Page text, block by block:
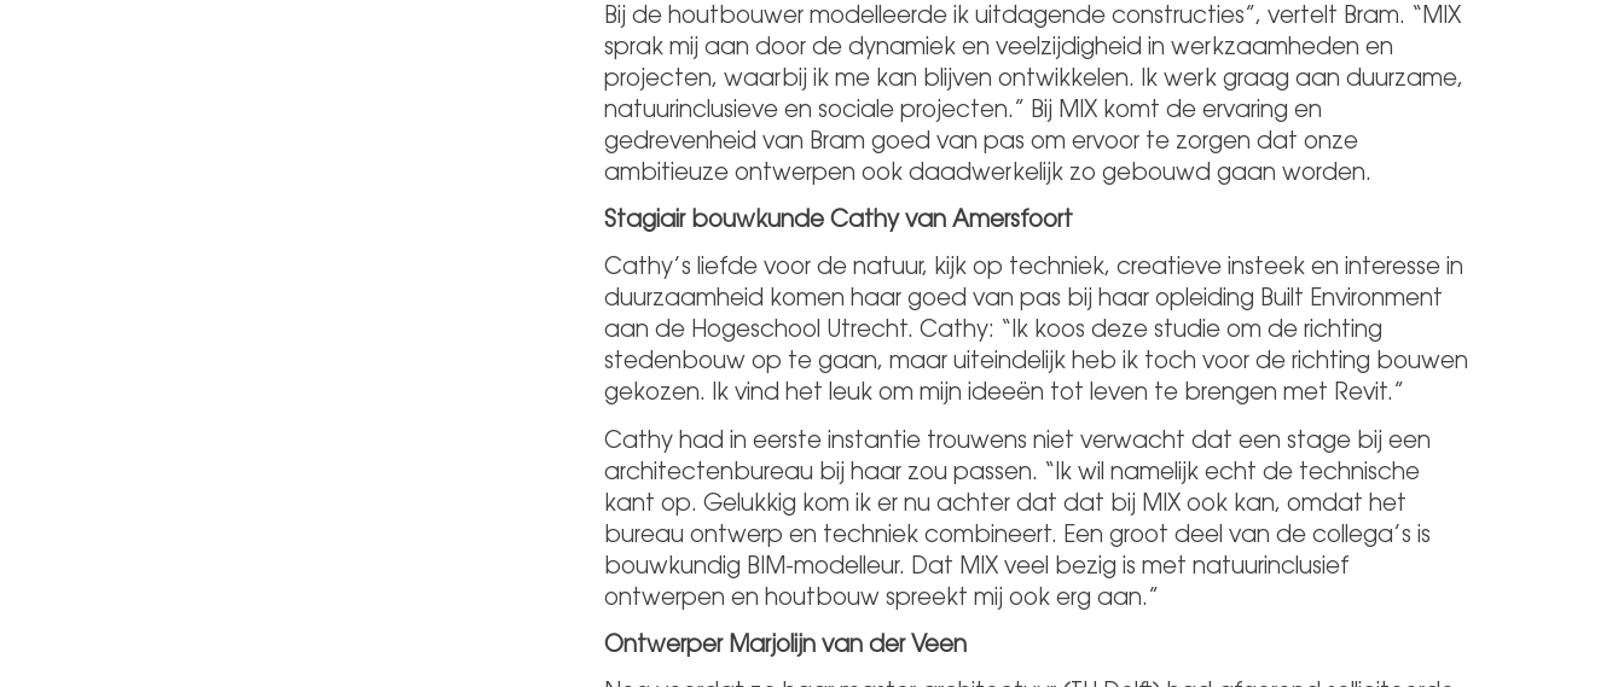
Bij de houtbouwer modelleerde ik uitdagende constructies”, vertelt Bram. “MIX
sprak mij aan door de dynamiek en veelzijdigheid in werkzaamheden en
projecten, waarbij ik me kan blijven ontwikkelen. Ik werk graag aan duurzame,
natuurinclusieve en sociale projecten.” Bij MIX komt de ervaring en
gedrevenheid van Bram goed van pas om ervoor te zorgen dat onze
ambitieuze ontwerpen ook daadwerkelijk zo gebouwd gaan worden.
Stagiair bouwkunde Cathy van Amersfoort
Cathy’s liefde voor de natuur, kijk op techniek, creatieve insteek en interesse in
duurzaamheid komen haar goed van pas bij haar opleiding Built Environment
aan de Hogeschool Utrecht. Cathy: “Ik koos deze studie om de richting
stedenbouw op te gaan, maar uiteindelijk heb ik toch voor de richting bouwen
gekozen. Ik vind het leuk om mijn ideeën tot leven te brengen met Revit.”
Cathy had in eerste instantie trouwens niet verwacht dat een stage bij een
architectenbureau bij haar zou passen. “Ik wil namelijk echt de technische
kant op. Gelukkig kom ik er nu achter dat dat bij MIX ook kan, omdat het
bureau ontwerp en techniek combineert. Een groot deel van de collega’s is
bouwkundig BIM-modelleur. Dat MIX veel bezig is met natuurinclusief
ontwerpen en houtbouw spreekt mij ook erg aan.”
Ontwerper Marjolijn van der Veen